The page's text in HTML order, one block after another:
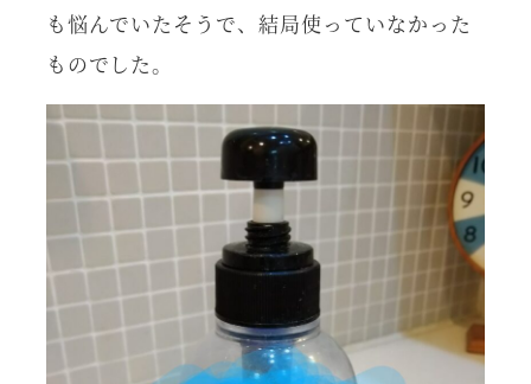
も悩んでいたそうで、結局使っていなかった
ものでした。